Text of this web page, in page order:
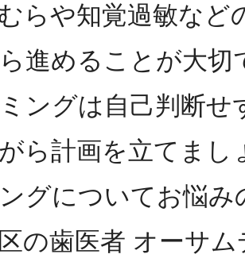
らや知覚過敏など
進めることが大切
ングは自己判断せ
ら計画を立てまし
グについてお悩み
の歯医者 オーサ